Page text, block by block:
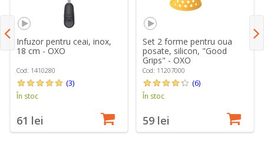
Infuzor pentru ceai, inox,
18 cm - OXO
Cod: 1410280
(3)
În stoc
61 lei
Set 2 forme pentru oua
posate, silicon, "Good
Grips" - OXO
Cod: 11207000
(6)
În stoc
59 lei